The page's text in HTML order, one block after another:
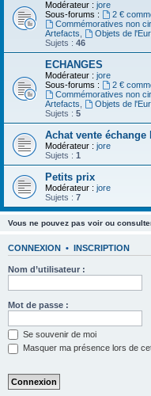
Modérateur : jore
Sous-forums :
2 €
Commémoratives non
Artefacts
Objets de
Sujets : 46
ECHANGES
Modérateur : jore
Sous-forums :
2 €
Commémoratives non
Artefacts
Objets de
Sujets : 5
Achat vente échange
Modérateur : jore
Sujets : 1
Petits prix
Modérateur : jore
Sujets : 7
Vous ne pouvez pas voir ou
CONNEXION • INSCRIPTION
Nom d’utilisateur :
Mot de passe :
Se souvenir de moi
Masquer ma présence lors de